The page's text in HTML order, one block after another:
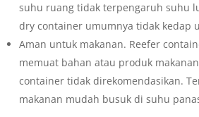
suhu ruang tidak terpengaruh suhu
dry container umumnya tidak kedap
Aman untuk makanan. Reefer
memuat bahan atau produk
container tidak direkomendasikan.
makanan mudah busuk di suhu